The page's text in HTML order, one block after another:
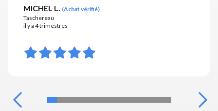
MICHEL L. (Achat vérifié)
Taschereau
il y a 4 trimestres